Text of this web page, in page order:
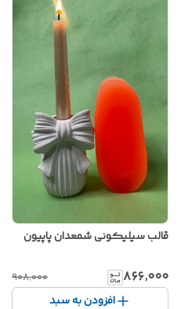
قالب سیلیکونی شمعدان پاپیون
۸۶۶٬۰۰۰ ۹۰۸٬۰۰۰
افزودن به سبد